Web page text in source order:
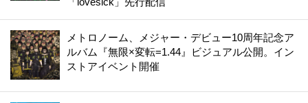
メトロノーム、メジャー・デビュー10周年記念ア
ルバム『無限×変転=1.44』ビジュアル公開。イン
ストアイベント開催